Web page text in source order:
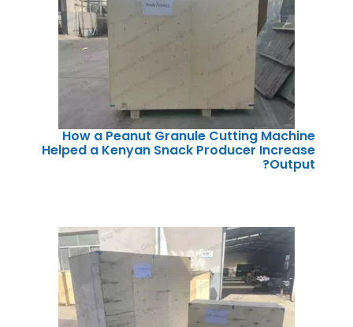
How a Peanut Granule Cutting Machine
Helped a Kenyan Snack Producer Increase
Output?